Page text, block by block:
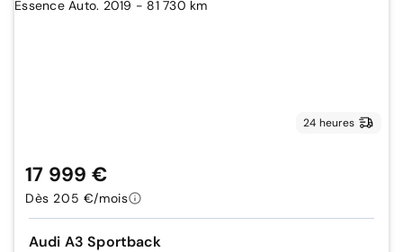
24 heures
Audi A3 Sportback
17 999 €
Dès 205 €/mois